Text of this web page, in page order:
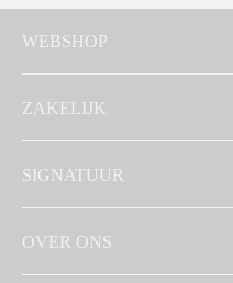
WEBSHOP
ZAKELIJK
SIGNATUUR
OVER ONS